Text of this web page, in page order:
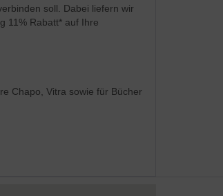
soll. Dabei liefern wir
11% Rabatt* auf Ihre
Chapo, Vitra sowie für Bücher